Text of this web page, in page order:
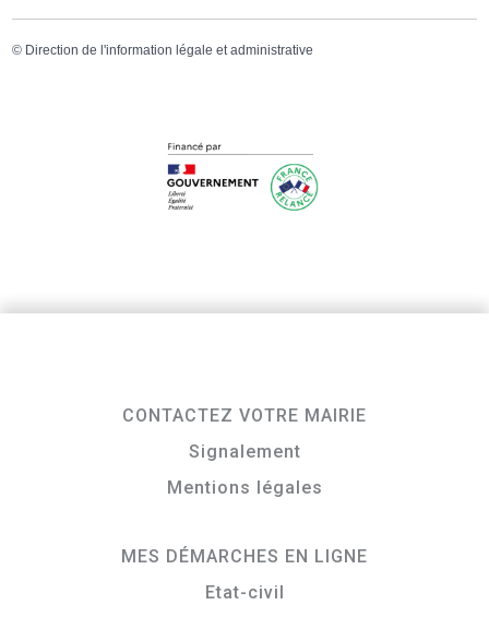
© Direction de l'information légale et administrative
CONTACTEZ VOTRE MAIRIE
Signalement
Mentions légales
MES DÉMARCHES EN LIGNE
Etat-civil